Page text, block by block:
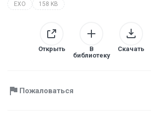
EXO 158 KB
Открыть
В
библиотеку
Скачать
Пожаловаться